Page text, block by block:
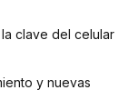
clave del celular
y nuevas